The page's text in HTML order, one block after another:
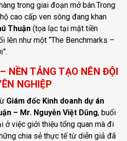
trong giai đoạn mở bán.Trong
cao cấp ven sông đang khan
Thuận (tọa lạc tại mặt tiền
lên như một “The Benchmarks –
NỀN TẢNG TẠO NÊN ĐỘI
NGHIỆP
Giám đốc Kinh doanh dự án
– Mr. Nguyễn Việt Dũng, buổi
ở việc giới thiệu tổng quan mà đi
chia sẻ thực tế từ diễn giả đã